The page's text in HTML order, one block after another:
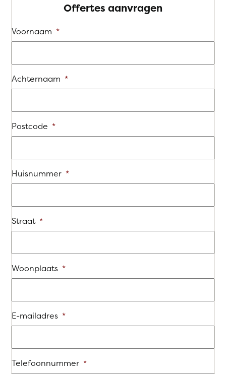
Offertes aanvragen
Voornaam *
Achternaam *
Postcode *
Huisnummer *
Straat *
Woonplaats *
E-mailadres *
Telefoonnummer *